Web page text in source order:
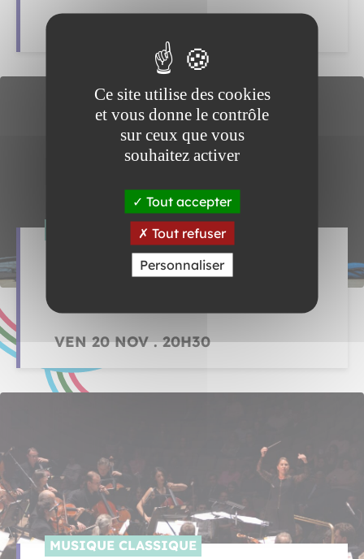
Je suis trop vert
Compagnie du Kaïros / David Lescot
VEN 20 NOV . 20H30
MUSIQUE CLASSIQUE
Ce site utilise des cookies
et vous donne le contrôle
sur ceux que vous
souhaitez activer
Tout accepter
Tout refuser
Personnaliser